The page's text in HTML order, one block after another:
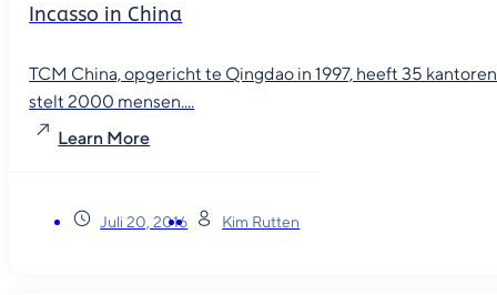
Incasso in China
TCM China, opgericht te Qingdao in 1997, heeft 35
stelt 2000 mensen....
Learn More
Juli 20, 2016 Kim Rutten